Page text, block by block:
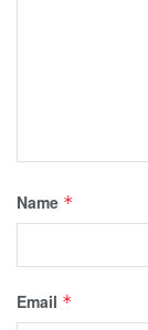
Name *
Email *